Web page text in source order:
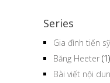
Series
Gia đình tiến
Băng Heeter (1)
Bài viết nội